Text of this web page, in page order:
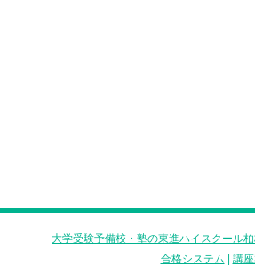
大学受験予備校・塾の東進ハイスクール
合格システム
講